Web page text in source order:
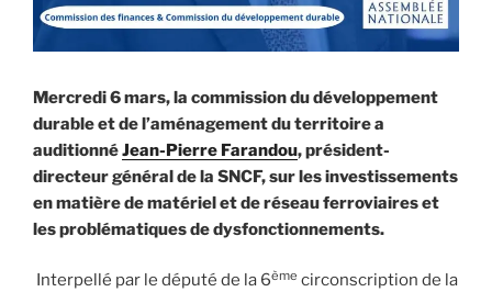
Mercredi 6 mars, la commission du développement
durable et de l’aménagement du territoire a
auditionnéJean-Pierre Farandou, président-
directeur général de la SNCF, sur les investissements
en matière de matériel et de réseau ferroviaires et
les problématiques de dysfonctionnements.
Interpellé par le député de la 6ème circonscription de la